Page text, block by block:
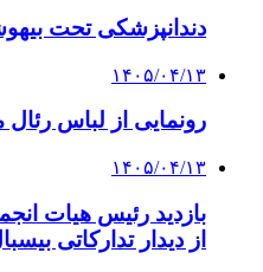
دندانپزشکی تحت
۱۴۰۵/۰۴/۱۳
رونمایی از لباس رئال مادرید ۲۰۲۷ |
۱۴۰۵/۰۴/۱۳
بازدید رئیس هیات
از دیدار تدارکاتی